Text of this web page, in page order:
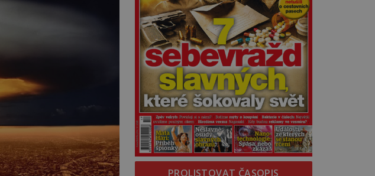
PROLISTOVAT ČASOPIS